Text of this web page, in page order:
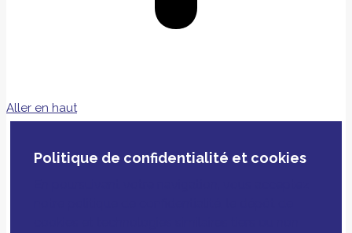
Aller en haut
Politique de confidentialité et cookies